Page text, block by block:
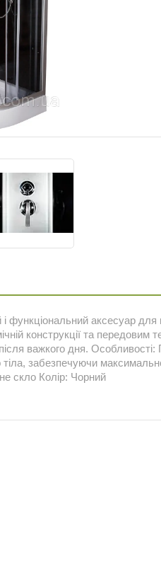
функціональний аксесуар
конструкції та передовим
важкого дня.
забезпечуючи
скло Колір: Чорний